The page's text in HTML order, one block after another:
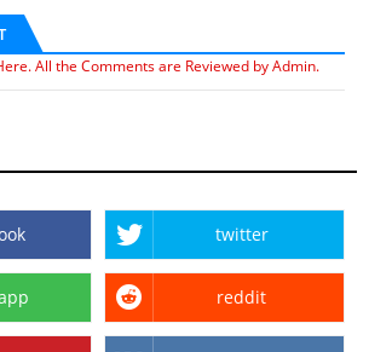
All the Comments are Reviewed by Admin.
twitter
reddit